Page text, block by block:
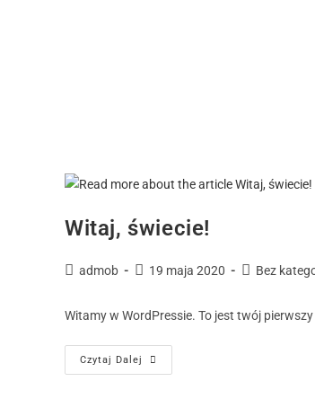
Witaj, świecie!
admob 19 maja 2020 Bez
Witamy w WordPressie. To jest twój
Czytaj Dalej